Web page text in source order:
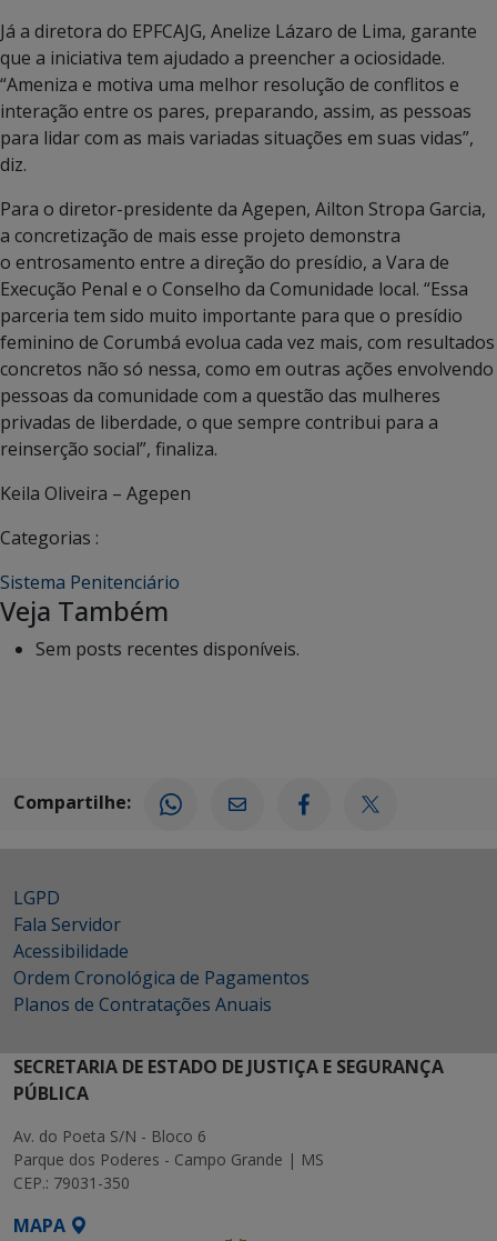
Já a diretora do EPFCAJG, Anelize Lázaro de Lima, garante
que a iniciativa tem ajudado a preencher a ociosidade.
“Ameniza e motiva uma melhor resolução de conflitos e
interação entre os pares, preparando, assim, as pessoas
para lidar com as mais variadas situações em suas vidas”,
diz.
Para o diretor-presidente da Agepen, Ailton Stropa Garcia,
a concretização de mais esse projeto demonstra
o entrosamento entre a direção do presídio, a Vara de
Execução Penal e o Conselho da Comunidade local. “Essa
parceria tem sido muito importante para que o presídio
feminino de Corumbá evolua cada vez mais, com resultados
concretos não só nessa, como em outras ações envolvendo
pessoas da comunidade com a questão das mulheres
privadas de liberdade, o que sempre contribui para a
reinserção social”, finaliza.
Keila Oliveira – Agepen
Categorias :
Sistema Penitenciário
Veja Também
Sem posts recentes disponíveis.
Compartilhe:
LGPD
Fala Servidor
Acessibilidade
Ordem Cronológica de Pagamentos
Planos de Contratações Anuais
SECRETARIA DE ESTADO DE JUSTIÇA E SEGURANÇA
PÚBLICA
Av. do Poeta S/N - Bloco 6
Parque dos Poderes - Campo Grande | MS
CEP.: 79031-350
MAPA